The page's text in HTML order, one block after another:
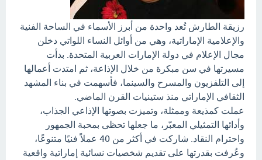
رزيقة الطارش تُعد واحدة من أبرز الأسماء في الساحة الفنية
والإعلامية الإماراتية، وهي من أوائل النساء اللواتي دخلن
مجال الإعلام في دولة الإمارات العربية المتحدة. بدأت
مسيرتها في سن مبكرة من خلال الإذاعة، ثم امتدت أعمالها
إلى التلفزيون والمسرح والسينما، فأسهمت في بناء المشهد
الثقافي الإماراتي منذ ستينيات القرن الماضي.
عملت كمذيعة وممثلة، وتميزت بصوتها الإذاعي الجذاب،
وأدائها التمثيلي المعبّر، ما جعلها تحظى بمحبة الجمهور
واحترام النقاد. شاركت في أكثر من 40 عملاً فنيًا متنوعًا،
وعُرفت بقدرتها على تقديم شخصيات نسائية إماراتية واقعية